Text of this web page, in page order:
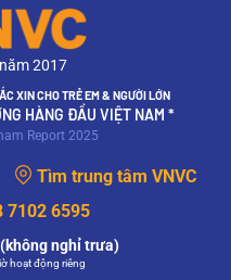
2017
XIN CHO TRẺ EM & NGƯỜI LỚN
HÀNG ĐẦU VIỆT NAM *
Report 2025
Tìm trung tâm VNVC
7102 6595
nghỉ trưa)
hoạt động riêng